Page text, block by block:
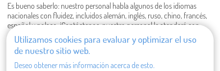
Es bueno saberlo: nuestro personal habla algunos de los idiomas
nacionales con fluidez, incluidos alemán, inglés, ruso, chino, francés,
español y polaco. ¡Contáctenos, nuestro personal le atenderá con
mucho gusto!
Para consultas en países en los que no se nombra a ninguna persona
de contacto del país, comuníquese con la oficina
Utilizamos cookies para evaluar y optimizar el uso
de nuestro sitio web.
Deseo obtener más información acerca de esto.